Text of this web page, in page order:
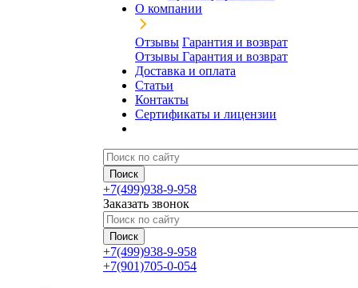
О компании
Отзывы Гарантия и возврат
Отзывы Гарантия и возврат
Доставка и оплата
Статьи
Контакты
Сертификаты и лицензии
+7(499)938-9-958
Заказать звонок
+7(499)938-9-958
+7(901)705-0-054